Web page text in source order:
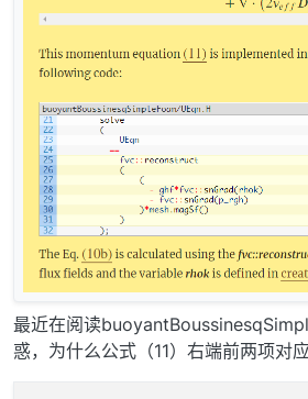
最近在阅读
惑，为什么公式（11）右端前两项对